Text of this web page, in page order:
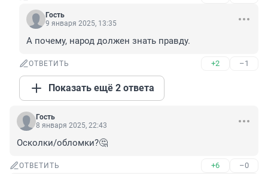
Гость
9 января 2025, 13:35
А почему, народ должен знать правду.
ОТВЕТИТЬ +2 –1
Показать ещё 2 ответа
Гость
8 января 2025, 22:43
Осколки/обломки?🤔
ОТВЕТИТЬ +6 –0